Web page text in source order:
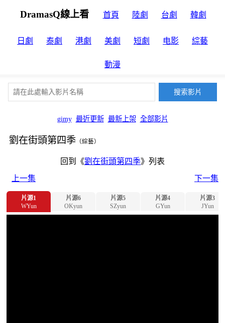
DramasQ線上看 首頁 陸劇 台劇 韓劇
日劇 泰劇 港劇 美劇 短劇 电影 綜藝
動漫
gimy 最近更新 最新上架 全部影片
劉在街頭第四季 （綜藝）
回到《劉在街頭第四季》列表
上一集
下一集
片源1
WYun
片源6
OKyun
片源5
SZyun
片源4
GYun
片源3
JYun